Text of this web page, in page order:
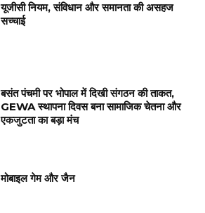
यूजीसी नियम, संविधान और समानता की असहज
सच्चाई
बसंत पंचमी पर भोपाल में दिखी संगठन की ताकत,
GEWA स्थापना दिवस बना सामाजिक चेतना और
एकजुटता का बड़ा मंच
मोबाइल गेम और जैन